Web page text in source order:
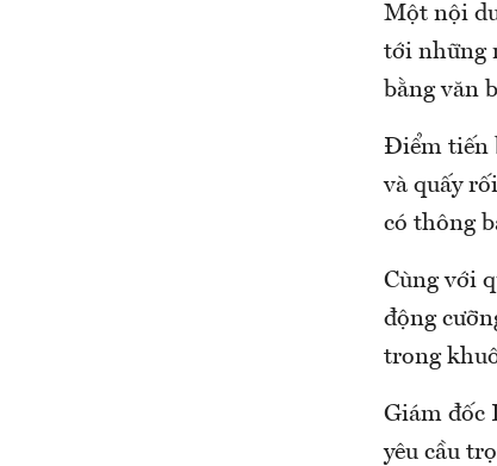
Một nội
tới những
bằng văn
Điểm tiến
và quấy
có thông
Cùng với
động
trong
Giám đốc
yêu cầu